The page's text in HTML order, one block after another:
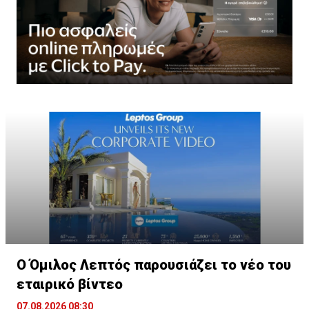
Ο Όμιλος Λεπτός παρουσιάζει το νέο του
εταιρικό βίντεο
07.08.2026 08:30